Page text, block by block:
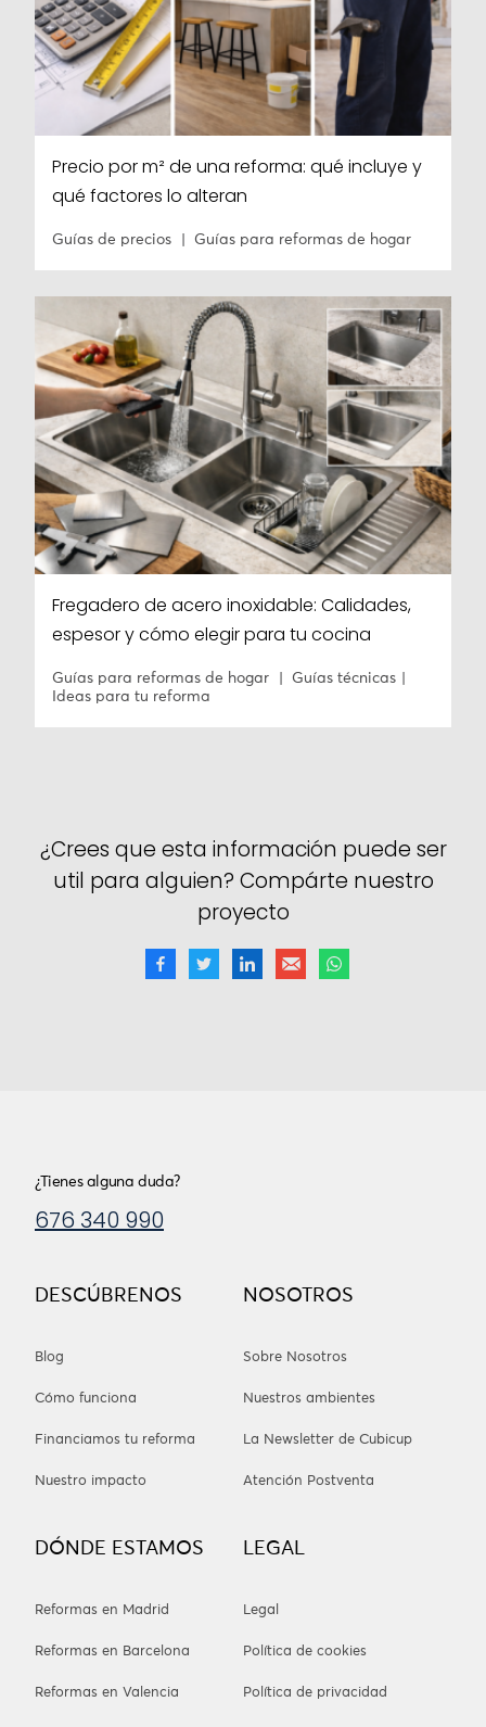
Precio por m² de una reforma: qué incluye y
qué factores lo alteran
Guías de precios Guías para reformas de hogar
Fregadero de acero inoxidable: Calidades,
espesor y cómo elegir para tu cocina
Guías para reformas de hogar
Guías técnicas
Ideas para tu reforma
¿Crees que esta información puede ser
util para alguien? Compárte nuestro
proyecto
DESCÚBRENOS
Blog
Cómo funciona
Financiamos tu reforma
Nuestro impacto
NOSOTROS
Sobre Nosotros
Nuestros ambientes
La Newsletter de Cubicup
Atención Postventa
DÓNDE ESTAMOS
Reformas en Madrid
Reformas en Barcelona
Reformas en Valencia
LEGAL
Legal
Política de cookies
Política de privacidad
¿Tienes alguna duda?
676 340 990